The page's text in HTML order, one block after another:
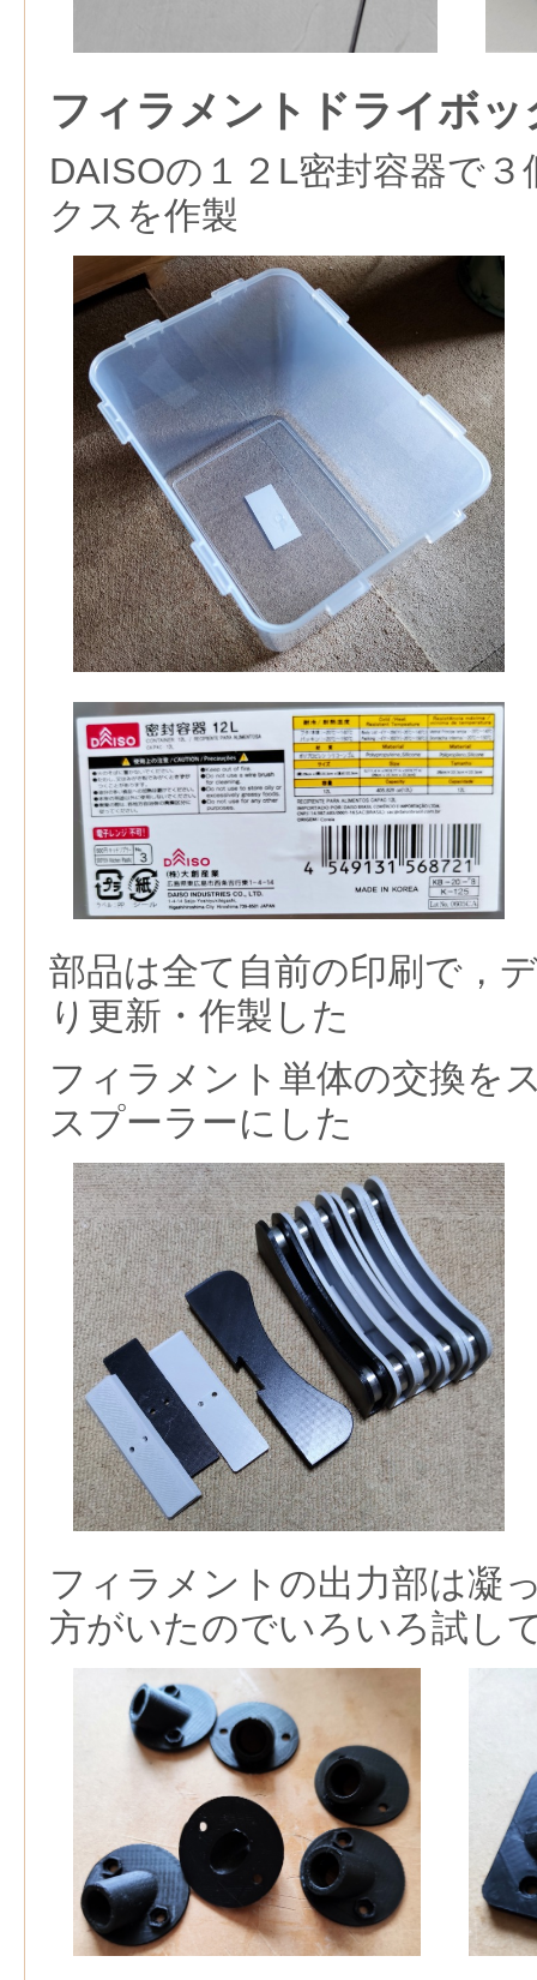
フィラメントドライボッ
DAISOの１２L密封容器で
クスを作製
部品は全て自前の印刷で，
り更新・作製した
フィラメント単体の交換を
スプーラーにした
フィラメントの出力部は凝
方がいたのでいろいろ試し